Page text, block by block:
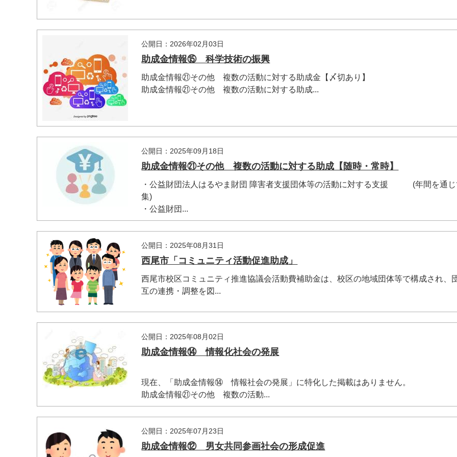
公開日：2026年02月03日
助成金情報⑮ 科学技術の振興
助成金情報㉑その他 複数の活動に対する助成金【〆切あり】
助成金情報㉑その他 複数の活動に対する助成...
公開日：2025年09月18日
助成金情報㉑その他 複数の活動に対する助成【随時・常時】
・公益財団法人はるやま財団 障害者支援団体等の活動に対する支援 (年間を通じ
集)
・公益財団...
公開日：2025年08月31日
西尾市「コミュニティ活動促進助成」
西尾市校区コミュニティ推進協議会活動費補助金は、校区の地域団体等で構成され、
互の連携・調整を図...
公開日：2025年08月02日
助成金情報⑭ 情報化社会の発展
現在、「助成金情報⑭ 情報社会の発展」に特化した掲載はありません。
助成金情報㉑その他 複数の活動...
公開日：2025年07月23日
助成金情報⑫ 男女共同参画社会の形成促進